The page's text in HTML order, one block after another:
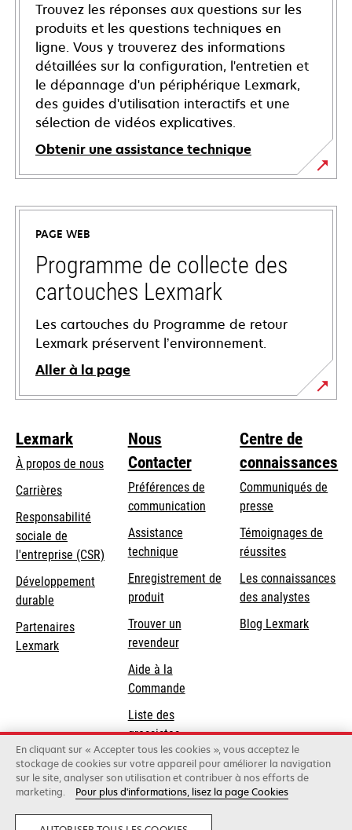
Trouvez les réponses aux questions sur les
produits et les questions techniques en
ligne. Vous y trouverez des informations
détaillées sur la configuration, l'entretien et
le dépannage d'un périphérique Lexmark,
des guides d'utilisation interactifs et une
sélection de vidéos explicatives.
Obtenir une assistance technique
s’ouvre
dans
nouvel
onglet
PAGE WEB
Programme de collecte des
cartouches Lexmark
Les cartouches du Programme de retour
Lexmark préservent l’environnement.
Aller à la page
Lexmark
À propos de nous
Carrières
s’ouvre
dans
un
nouvel
onglet
Responsabilité
sociale de
l'entreprise (CSR) s’ouvre
onglet
Développement
durable
Partenaires
Lexmark
Nous
Contacter
Préférences de
communication
s’ouvre
dans
un
nouvel
onglet
Assistance
techniques’ouvre
un
onglet
Enregistrement de
produit
Trouver un
revendeur
Aide à la
Commande
Liste des
grossistes
Centre de
connaissances
Communiqués de
presse
Témoignages de
réussites
Les connaissances
des analystes
Blog Lexmark
Lexmark International, Inc., une entreprise Xerox
©2026 Tous droits réservés.
En cliquant sur « Accepter tous les cookies », vous acceptez le
stockage de cookies sur votre appareil pour améliorer la navigation
sur le site, analyser son utilisation et contribuer à nos efforts de
marketing.
Pour plus d'informations, lisez la page Cookies